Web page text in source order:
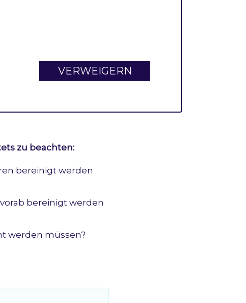
verfügbar
zu beachten:
bereinigt werden
bereinigt werden
werden müssen?
VERWEIGERN